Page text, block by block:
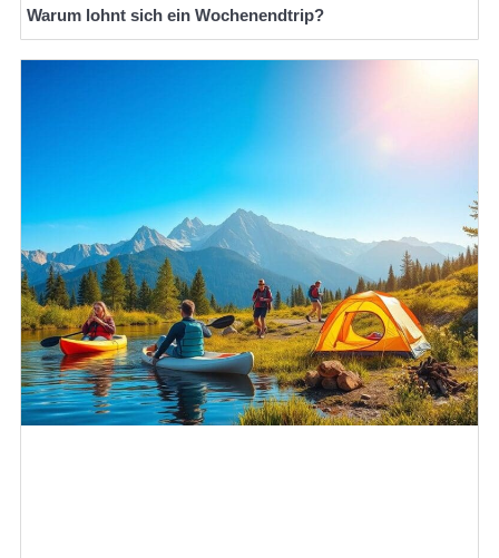
Warum lohnt sich ein Wochenendtrip?